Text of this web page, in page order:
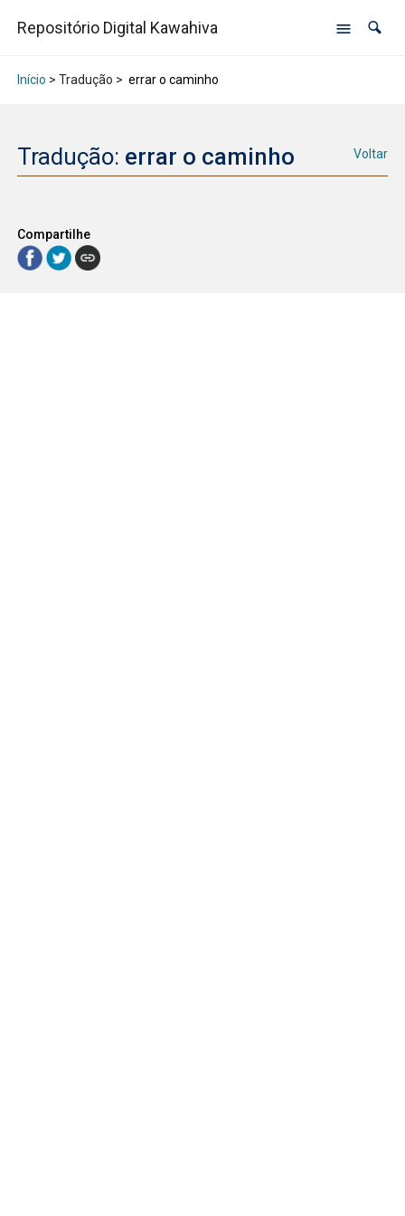
Repositório Digital Kawahiva
Início > Tradução > errar o caminho
Tradução: errar o caminho Voltar
Compartilhe